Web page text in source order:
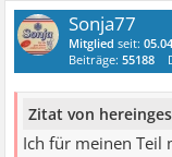
Sonja77
Mitglied seit:
Beiträge:55188
Zitat von
Ich für meinen Teil